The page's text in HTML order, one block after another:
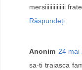
mersiiiiiiiiiiiiii
Răspundeți
Anonim 24 mai
sa-ti traiasca